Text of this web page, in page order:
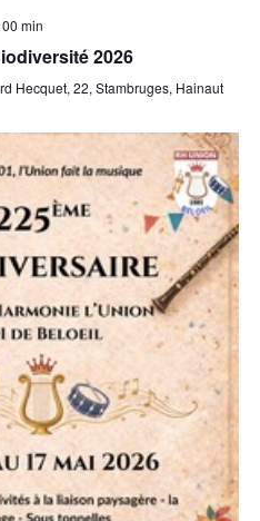
min
2026
Hecquet, 22, Stambruges, Hainaut